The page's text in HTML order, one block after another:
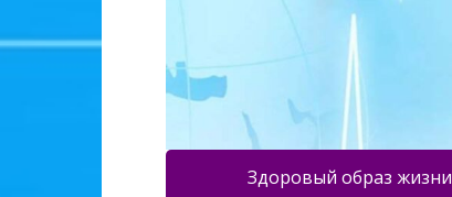
Здоровый образ жизни